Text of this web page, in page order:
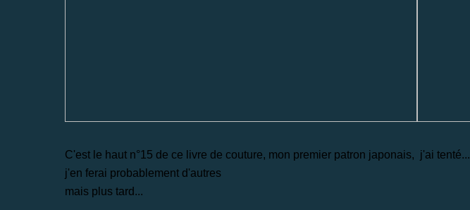
C'est le haut n°15 de ce livre de couture, mon premier patron japonais, j'ai tenté...
j'en ferai probablement d'autres
mais plus tard...